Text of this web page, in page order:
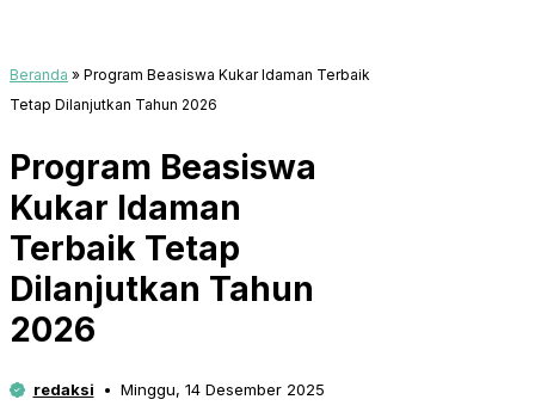
Beranda » Program Beasiswa Kukar Idaman Terbaik
Tetap Dilanjutkan Tahun 2026
Program Beasiswa
Kukar Idaman
Terbaik Tetap
Dilanjutkan Tahun
2026
redaksi Minggu, 14 Desember 2025